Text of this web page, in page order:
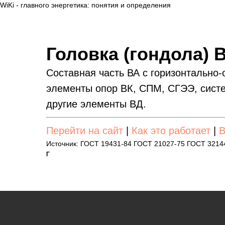
WiKi - главного энергетика: понятия и определения
Головка (гондола)
Составная часть ВА с
элементы опор ВК, СПМ, СГЭЭ,
другие элементы ВД.
Перейти на сайт Как это работает
Источник: ГОСТ 19431-84 ГОСТ 21027-75 ГОСТ
Г